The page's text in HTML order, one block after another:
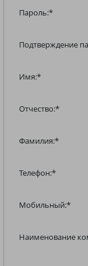
Пароль:*
Подтверждение
Имя:*
Отчество:*
Фамилия:*
Телефон:*
Мобильный:*
Наименование